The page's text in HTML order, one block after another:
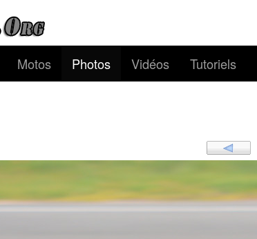
Motos Photos Vidéos Tutoriels